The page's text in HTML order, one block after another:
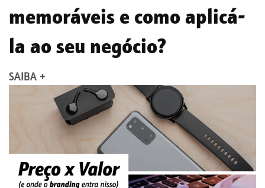
memoráveis e como aplicá-
la ao seu negócio?
SAIBA +